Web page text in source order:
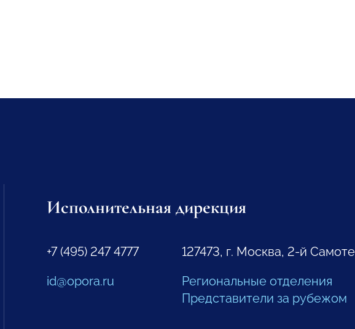
Исполнительная дирекция
+7 (495) 247 4777
id@opora.ru
127473, г. Москва, 2-й
Региональные отделения
Представители за рубежом